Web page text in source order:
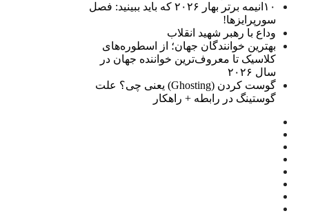
۱۰انیمه برتر بهار ۲۰۲۶ که باید ببینید: فصل
سورپرایزها!
وداع با رهبر شهید انقلاب
بهترین خوانندگان جهان؛ از اسطوره‌های
کلاسیک تا معروف‌ترین خواننده جهان در
سال ۲۰۲۶
گوست کردن (Ghosting) یعنی چی؟ علت
گوستینگ در رابطه + راهکار